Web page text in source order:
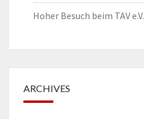
Hoher Besuch beim TAV e.V.
ARCHIVES